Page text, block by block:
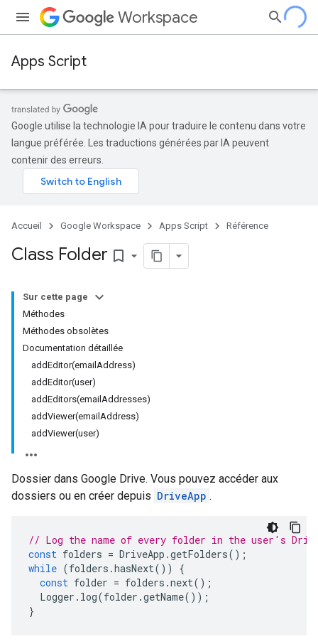
Workspace
Apps Script
Google utilise la technologie IA pour traduire le contenu dans votre
langue préférée. Les traductions générées par IA peuvent
contenir des erreurs.
Accueil Google Workspace Apps Script Référence
Class Folder bookmark_border
Sur cette page
Méthodes
Méthodes obsolètes
Documentation détaillée
addEditor(emailAddress)
addEditor(user)
addEditors(emailAddresses)
addViewer(emailAddress)
addViewer(user)
Dossier dans Google Drive. Vous pouvez accéder aux
dossiers ou en créer depuis DriveApp .
// Log the name of every folder in the user's
const folders = DriveApp .getFolders();
while (folders .hasNext())
{
const folder = folders .next();
Logger . log(folder .getName());
}